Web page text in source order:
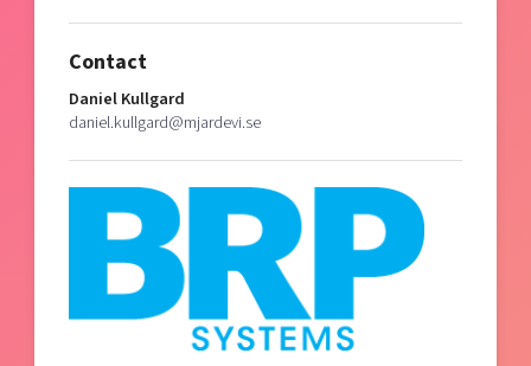
Contact
Daniel Kullgard
daniel.kullgard@mjardevi.se